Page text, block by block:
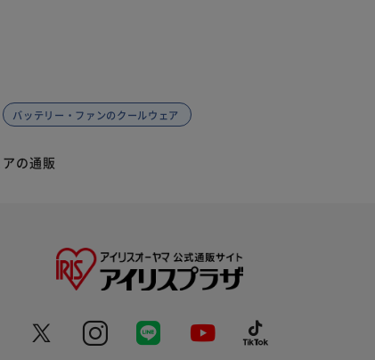
バッテリー・ファンのクールウェア
の通販